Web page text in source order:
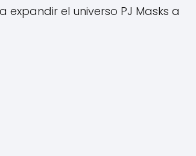
el universo PJ Masks a